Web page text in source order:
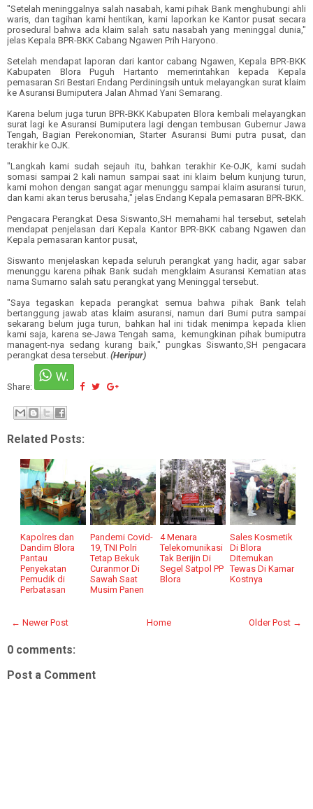
"Setelah meninggalnya salah nasabah, kami pihak Bank menghubungi ahli
waris, dan tagihan kami hentikan, kami laporkan ke Kantor pusat secara
prosedural bahwa ada klaim salah satu nasabah yang meninggal dunia,"
jelas Kepala BPR-BKK Cabang Ngawen Prih Haryono.
Setelah mendapat laporan dari kantor cabang Ngawen, Kepala BPR-BKK
Kabupaten Blora Puguh Hartanto memerintahkan kepada Kepala
pemasaran Sri Bestari Endang Perdiningsih untuk melayangkan surat klaim
ke Asuransi Bumiputera Jalan Ahmad Yani Semarang.
Karena belum juga turun BPR-BKK Kabupaten Blora kembali melayangkan
surat lagi ke Asuransi Bumiputera lagi dengan tembusan Gubernur Jawa
Tengah, Bagian Perekonomian, Starter Asuransi Bumi putra pusat, dan
terakhir ke OJK.
"Langkah kami sudah sejauh itu, bahkan terakhir Ke-OJK, kami sudah
somasi sampai 2 kali namun sampai saat ini klaim belum kunjung turun,
kami mohon dengan sangat agar menunggu sampai klaim asuransi turun,
dan kami akan terus berusaha," jelas Endang Kepala pemasaran BPR-BKK.
Pengacara Perangkat Desa Siswanto,SH memahami hal tersebut, setelah
mendapat penjelasan dari Kepala Kantor BPR-BKK cabang Ngawen dan
Kepala pemasaran kantor pusat,
Siswanto menjelaskan kepada seluruh perangkat yang hadir, agar sabar
menunggu karena pihak Bank sudah mengklaim Asuransi Kematian atas
nama Sumarno salah satu perangkat yang Meninggal tersebut.
"Saya tegaskan kepada perangkat semua bahwa pihak Bank telah
bertanggung jawab atas klaim asuransi, namun dari Bumi putra sampai
sekarang belum juga turun, bahkan hal ini tidak menimpa kepada klien
kami saja, karena se-Jawa Tengah sama,
kemungkinan pihak bumiputra
managent-nya sedang kurang baik," pungkas Siswanto,SH pengacara
perangkat desa tersebut. (Heripur)
Share:
Related Posts:
Kapolres dan
Dandim Blora
Pantau
Penyekatan
Pemudik di
Perbatasan
Pandemi Covid-
19, TNI Polri
Tetap Bekuk
Curanmor Di
Sawah Saat
Musim Panen
4 Menara
Telekomunikasi
Tak Berijin Di
Segel Satpol PP
Blora
Sales Kosmetik
Di Blora
Ditemukan
Tewas Di Kamar
Kostnya
← Newer Post Older Post →
Home
0 comments:
Post a Comment